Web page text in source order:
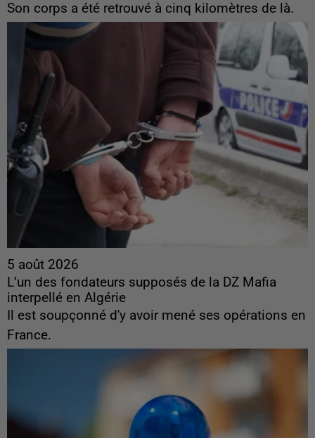
Son corps a été retrouvé à cinq kilomètres de là.
5 août 2026
L’un des fondateurs supposés de la DZ Mafia
interpellé en Algérie
Il est soupçonné d'y avoir mené ses opérations en
France.